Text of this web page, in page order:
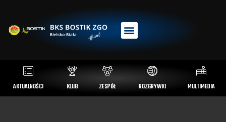
AKTUALNOŚCI KLUB ZESPÓŁ ROZGRYWKI MULTIMEDIA